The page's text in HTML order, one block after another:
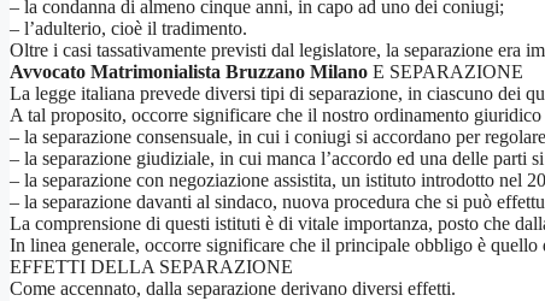
– la condanna di almeno cinque anni, in capo ad uno dei coniugi;
– l’adulterio, cioè il tradimento.
Oltre i casi tassativamente previsti dal legislatore, la separazione era
Avvocato Matrimonialista Bruzzano Milano E SEPARAZIONE
La legge italiana prevede diversi tipi di separazione, in ciascuno dei
A tal proposito, occorre significare che il nostro ordinamento giuridico
– la separazione consensuale, in cui i coniugi si accordano per
– la separazione giudiziale, in cui manca l’accordo ed una delle parti
– la separazione con negoziazione assistita, un istituto introdotto nel
– la separazione davanti al sindaco, nuova procedura che si può
La comprensione di questi istituti è di vitale importanza, posto che
In linea generale, occorre significare che il principale obbligo è
EFFETTI DELLA SEPARAZIONE
Come accennato, dalla separazione derivano diversi effetti.